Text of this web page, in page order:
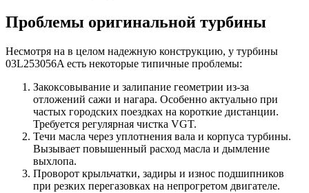
Проблемы оригинальной турбины
Несмотря на в целом надежную конструкцию, у турбины
03L253056A есть некоторые типичные проблемы:
Закоксовывание и залипание геометрии из-за
отложений сажи и нагара. Особенно актуально при
частых городских поездках на короткие дистанции.
Требуется регулярная чистка VGT.
Течи масла через уплотнения вала и корпуса турбины.
Вызывает повышенный расход масла и дымление
выхлопа.
Проворот крыльчатки, задиры и износ подшипников
при резких перегазовках на непрогретом двигателе.